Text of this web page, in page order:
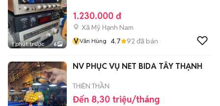
1 phút trước 6
1.230.000 đ
Xã Mỹ Hạnh Nam
VVăn Hùng 4.7 92 đã bán
NV PHỤC VỤ NET BIDA TÂY THẠNH
THIÊN THẦN
Đến 8,30 triệu/tháng